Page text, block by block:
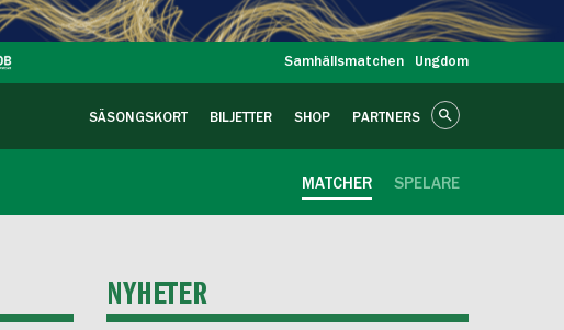
Samhällsmatchen Ungdom
SÄSONGSKORT BILJETTER SHOP PARTNERS
SPELARE
MATCHER
NYHETER